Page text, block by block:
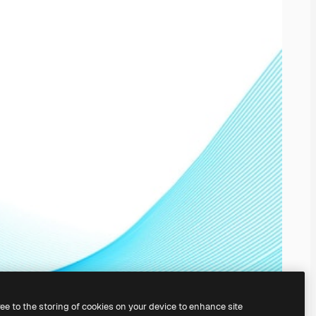
to the storing of cookies on your device to enhance site